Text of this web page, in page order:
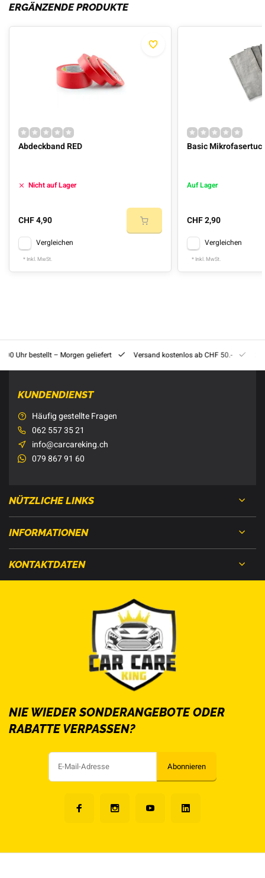
ERGÄNZENDE PRODUKTE
Abdeckband RED
Nicht auf Lager
CHF 4,90
Vergleichen
* Inkl. MwSt.
Basic
Auf Lager
CHF 2,90
Vergleichen
* Inkl. MwSt.
Uhr bestellt – Morgen geliefert Versand kostenlos ab CHF 50.-
KUNDENDIENST
Häufig gestellte Fragen
062 557 35 21
info@carcareking.ch
079 867 91 60
NÜTZLICHE LINKS
INFORMATIONEN
KONTAKTDATEN
NIE WIEDER SONDERANGEBOTE ODER
RABATTE VERPASSEN?
Abonnieren